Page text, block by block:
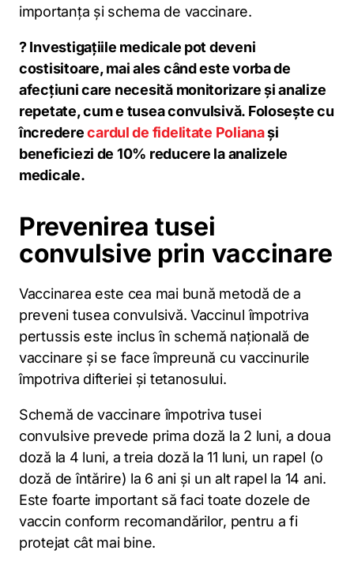
importanța și schema de vaccinare.
? Investigațiile medicale pot deveni
costisitoare, mai ales când este vorba de
afecțiuni care necesită monitorizare și analize
repetate, cum e tusea convulsivă. Folosește cu
încrederecardul de fidelitate Polianași
beneficiezi de 10% reducere la analizele
medicale.
Prevenirea tusei
convulsive prin vaccinare
Vaccinarea este cea mai bună metodă de a
preveni tusea convulsivă. Vaccinul împotriva
pertussis este inclus în schemă națională de
vaccinare și se face împreună cu vaccinurile
împotriva difteriei și tetanosului.
Schemă de vaccinare împotriva tusei
convulsive prevede prima doză la 2 luni, a doua
doză la 4 luni, a treia doză la 11 luni, un rapel (o
doză de întărire) la 6 ani și un alt rapel la 14 ani.
Este foarte important să faci toate dozele de
vaccin conform recomandărilor, pentru a fi
protejat cât mai bine.